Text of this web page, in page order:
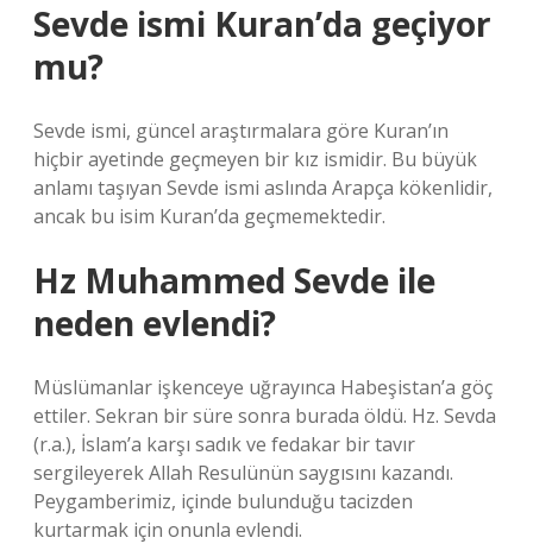
Sevde ismi Kuran’da geçiyor
mu?
Sevde ismi, güncel araştırmalara göre Kuran’ın
hiçbir ayetinde geçmeyen bir kız ismidir. Bu büyük
anlamı taşıyan Sevde ismi aslında Arapça kökenlidir,
ancak bu isim Kuran’da geçmemektedir.
Hz Muhammed Sevde ile
neden evlendi?
Müslümanlar işkenceye uğrayınca Habeşistan’a göç
ettiler. Sekran bir süre sonra burada öldü. Hz. Sevda
(r.a.), İslam’a karşı sadık ve fedakar bir tavır
sergileyerek Allah Resulünün saygısını kazandı.
Peygamberimiz, içinde bulunduğu tacizden
kurtarmak için onunla evlendi.